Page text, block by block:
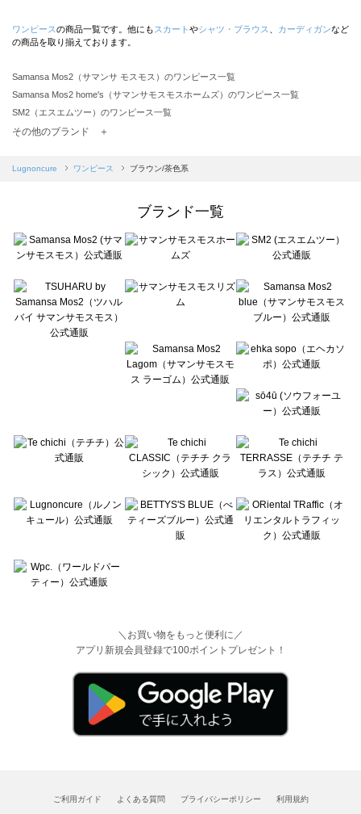
ワンピースの商品一覧です。他にも スカート やシャツ・ブラウス カーディガンなど
の商品を取り揃えております。
Samansa Mos2（サマンサ モスモス）のワンピース一覧
Samansa Mos2 home's（サマンサモスモスホームズ）のワンピース一覧
SM2（エスエムツー）のワンピース一覧
TSUHARU by Samansa Mos2（ツハルバイサマンサモスモス）のワンピース一覧
Samansa Mos2 blue（サマンサモスモス ブルー）のワンピース一覧
sō4ū（ソウフォーユー）のワンピース一覧
Te chichi（テチチ）のワンピース一覧
Te chichi CLASSIC（テチチ クラシック）のワンピース一覧
Lugnoncure（ルノンキュール）のワンピース一覧
BETTY'S BLUE（べティーズブルー）のワンピース一覧
Wpc.（ワールドパーティー）のワンピース一覧
その他のブランド ＋
Lugnoncure ワンピース ブラウン/茶色系
ブランド一覧
＼お買い物をもっと便利に／
アプリ新規会員登録で100ポイントプレゼント！
ご利用ガイド よくある質問 プライバシーポリシー 利用規約